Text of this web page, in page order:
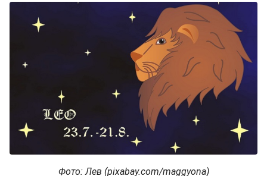
Фото: Лев (pixabay.com/maggyona)